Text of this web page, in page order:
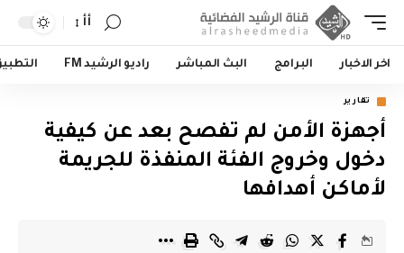
أأ
اخر الاخبار البرامج البث المباشر راديو الرشيد FM
تقارير
أجهزة الأمن لم تفصح بعد عن كيفية
دخول وخروج الفئة المنفذة للجريمة
لأماكن أهدافها